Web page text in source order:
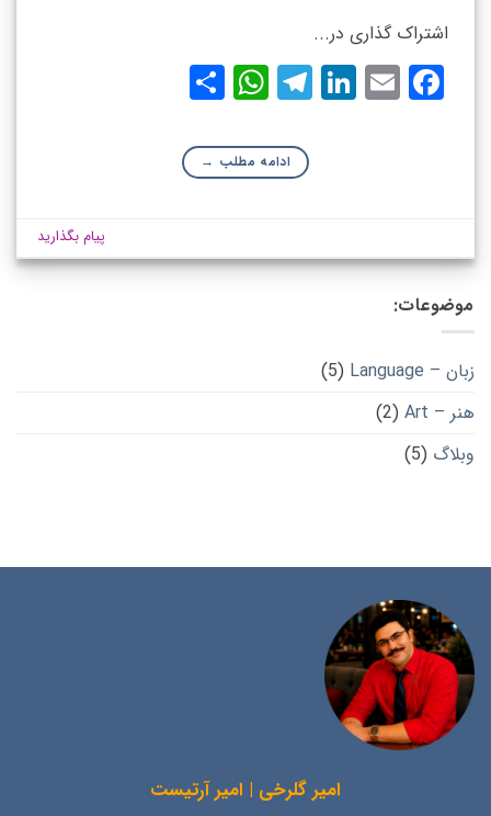
اشتراک گذاری در...
Facebook
Email
LinkedIn
Telegram
WhatsApp
ادامه مطلب →
پیام بگذارید
موضوعات:
زبان – Language
(5)
هنر – Art
(2)
وبلاگ (5)
امیر گلرخی | امیر آرتیست